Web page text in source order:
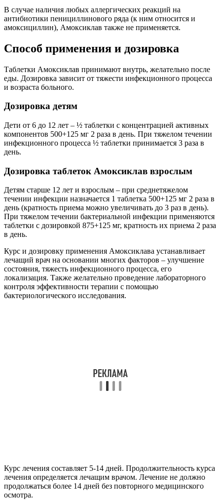
В случае наличия любых аллергических реакций на
антибиотики пенициллинового ряда (к ним относится и
амоксициллин), Амоксиклав также не применяется.
Способ применения и дозировка
Таблетки Амоксиклав принимают внутрь, желательно после
еды. Дозировка зависит от тяжести инфекционного процесса
и возраста больного.
Дозировка детям
Дети от 6 до 12 лет – ½ таблетки с концентрацией активных
компонентов 500+125 мг 2 раза в день. При тяжелом течении
инфекционного процесса ½ таблетки принимается 3 раза в
день.
Дозировка таблеток Амоксиклав взрослым
Детям старше 12 лет и взрослым – при среднетяжелом
течении инфекции назначается 1 таблетка 500+125 мг 2 раза в
день (кратность приема можно увеличивать до 3 раз в день).
При тяжелом течении бактериальной инфекции применяются
таблетки с дозировкой 875+125 мг, кратность их приема 2 раза
в день.
Курс и дозировку применения Амоксиклава устанавливает
лечащий врач на основании многих факторов – улучшение
состояния, тяжесть инфекционного процесса, его
локализация. Также желательно проведение лабораторного
контроля эффективности терапии с помощью
бактериологического исследования.
Курс лечения составляет 5-14 дней. Продолжительность курса
лечения определяется лечащим врачом. Лечение не должно
продолжаться более 14 дней без повторного медицинского
осмотра.